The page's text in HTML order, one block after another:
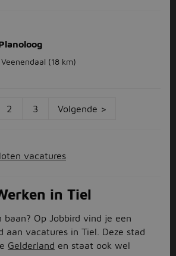
Veenendaal (18 km)
2 3 Volgende >
vacatures
in Tiel
baan? Op Jobbird vind je een
aan vacatures in Tiel. Deze stad
Gelderland en staat ook wel